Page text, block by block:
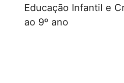
Educação Infantil e
ao 9º ano